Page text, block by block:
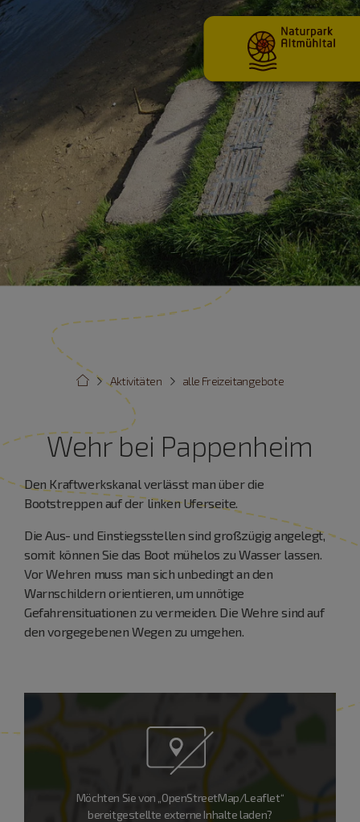
alle Freizeitangebote
Aktivitäten
Wehr bei Pappenheim
Den Kraftwerkskanal verlässt man über die
Bootstreppen auf der linken Uferseite.
Die Aus- und Einstiegsstellen sind großzügig angelegt,
somit können Sie das Boot mühelos zu Wasser lassen.
Vor Wehren muss man sich unbedingt an den
Warnschildern orientieren, um unnötige
Gefahrensituationen zu vermeiden. Die Wehre sind auf
den vorgegebenen Wegen zu umgehen.
Möchten Sie von „OpenStreetMap/Leaflet“
bereitgestellte externe Inhalte laden?